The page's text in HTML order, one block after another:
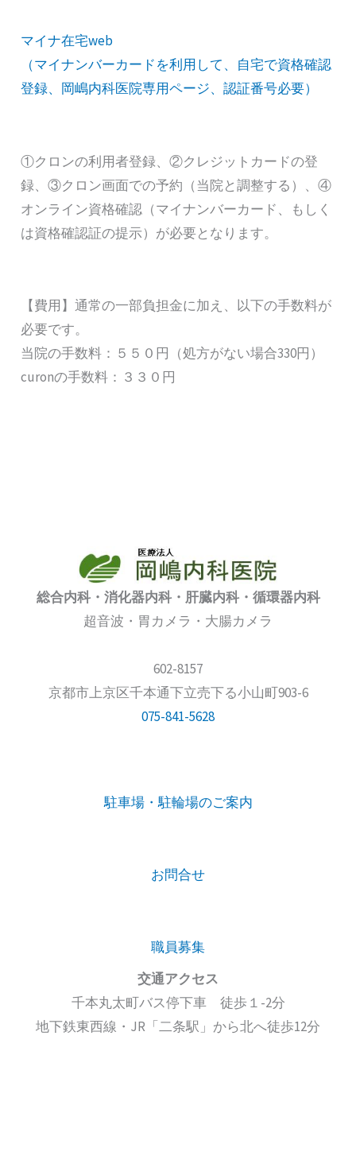
マイナ在宅web
（マイナンバーカードを利用して、自宅で資格確認
登録、岡嶋内科医院専用ページ、認証番号必要）
①クロンの利用者登録、②クレジットカードの登
録、③クロン画面での予約（当院と調整する）、④
オンライン資格確認（マイナンバーカード、もしく
は資格確認証の提示）が必要となります。
【費用】通常の一部負担金に加え、以下の手数料が
必要です。
当院の手数料：５５０円（処方がない場合330円）
curonの手数料：３３０円
総合内科・消化器内科・肝臓内科・循環器内科
超音波・胃カメラ・大腸カメラ
602-8157
京都市上京区千本通下立売下る小山町903-6
075-841-5628
駐車場・駐輪場のご案内
お問合せ
職員募集
交通アクセス
千本丸太町バス停下車 徒歩１-2分
地下鉄東西線・JR「二条駅」から北へ徒歩12分